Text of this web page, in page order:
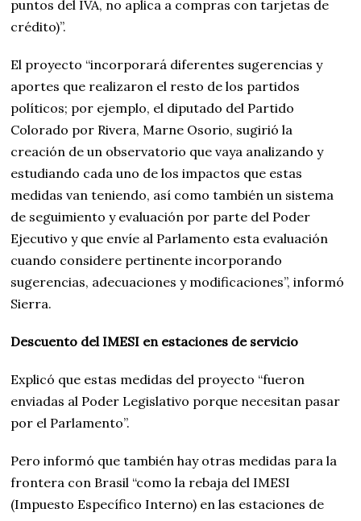
puntos del IVA, no aplica a compras con tarjetas de
crédito)”.
El proyecto “incorporará diferentes sugerencias y
aportes que realizaron el resto de los partidos
políticos; por ejemplo, el diputado del Partido
Colorado por Rivera, Marne Osorio, sugirió la
creación de un observatorio que vaya analizando y
estudiando cada uno de los impactos que estas
medidas van teniendo, así como también un sistema
de seguimiento y evaluación por parte del Poder
Ejecutivo y que envíe al Parlamento esta evaluación
cuando considere pertinente incorporando
sugerencias, adecuaciones y modificaciones”, informó
Sierra.
Descuento del IMESI en estaciones de servicio
Explicó que estas medidas del proyecto “fueron
enviadas al Poder Legislativo porque necesitan pasar
por el Parlamento”.
Pero informó que también hay otras medidas para la
frontera con Brasil “como la rebaja del IMESI
(Impuesto Específico Interno) en las estaciones de